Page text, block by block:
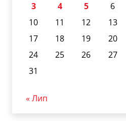
3
4 5 6
10
11 12 13
17
18 19 20
24
25 26 27
31
« Лип